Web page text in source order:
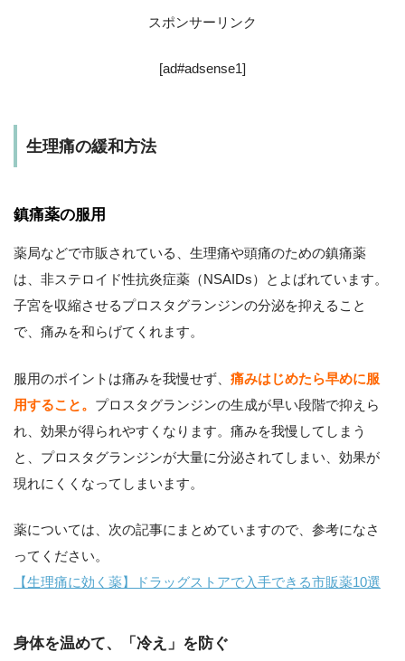
スポンサーリンク
[ad#adsense1]
生理痛の緩和方法
鎮痛薬の服用
薬局などで市販されている、生理痛や頭痛のための鎮痛薬
は、非ステロイド性抗炎症薬（NSAIDs）とよばれています。
子宮を収縮させるプロスタグランジンの分泌を抑えること
で、痛みを和らげてくれます。
服用のポイントは痛みを我慢せず、 痛みはじめたら早めに服
用すること。 プロスタグランジンの生成が早い段階で抑えら
れ、効果が得られやすくなります。痛みを我慢してしまう
と、プロスタグランジンが大量に分泌されてしまい、効果が
現れにくくなってしまいます。
薬については、次の記事にまとめていますので、参考になさ
ってください。
【生理痛に効く薬】ドラッグストアで入手できる市販薬10選
身体を温めて、「冷え」を防ぐ